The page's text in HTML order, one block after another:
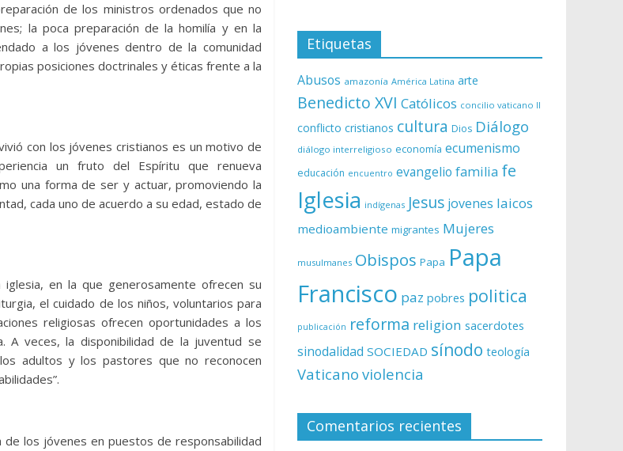
de los ministros ordenados que no
la poca preparación de la homilía y en la
a los jóvenes dentro de la comunidad
posiciones doctrinales y éticas frente a la
con los jóvenes cristianos es un motivo de
un fruto del Espíritu que renueva
una forma de ser y actuar, promoviendo la
cada uno de acuerdo a su edad, estado de
en la que generosamente ofrecen su
el cuidado de los niños, voluntarios para
religiosas ofrecen oportunidades a los
A veces, la disponibilidad de la juventud se
adultos y los pastores que no reconocen
de los jóvenes en puestos de responsabilidad
Etiquetas
Abusos amazonía América Latina arte
Benedicto XVI Católicos concilio vaticano II
conflicto cristianos cultura Dios Diálogo
diálogo interreligioso economía ecumenismo
educación encuentro evangelio familia fe
Iglesia indígenas Jesus jovenes laicos
medioambiente migrantes Mujeres
musulmanes Obispos Papa Papa
Francisco paz pobres politica
publicación reforma religion sacerdotes
sinodalidad SOCIEDAD sínodo teología
Vaticano violencia
Comentarios recientes